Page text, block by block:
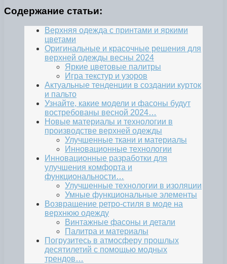
Содержание статьи:
Верхняя одежда с принтами и яркими
цветами
Оригинальные и красочные решения для
верхней одежды весны 2024
Яркие цветовые палитры
Игра текстур и узоров
Актуальные тенденции в создании курток
и пальто
Узнайте, какие модели и фасоны будут
востребованы весной 2024…
Новые материалы и технологии в
производстве верхней одежды
Улучшенные ткани и материалы
Инновационные технологии
Инновационные разработки для
улучшения комфорта и
функциональности…
Улучшенные технологии в изоляции
Умные функциональные элементы
Возвращение ретро-стиля в моде на
верхнюю одежду
Винтажные фасоны и детали
Палитра и материалы
Погрузитесь в атмосферу прошлых
десятилетий с помощью модных
трендов…